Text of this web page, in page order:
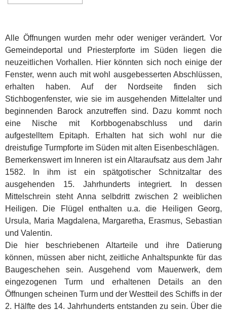
Alle Öffnungen wurden mehr oder weniger verändert. Vor
Gemeindeportal und Priesterpforte im Süden liegen die
neuzeitlichen Vorhallen. Hier könnten sich noch einige der
Fenster, wenn auch mit wohl ausgebesserten Abschlüssen,
erhalten haben. Auf der Nordseite finden sich
Stichbogenfenster, wie sie im ausgehenden Mittelalter und
beginnenden Barock anzutreffen sind. Dazu kommt noch
eine Nische mit Korbbogenabschluss und darin
aufgestelltem Epitaph. Erhalten hat sich wohl nur die
dreistufige Turmpforte im Süden mit alten Eisenbeschlägen.
Bemerkenswert im Inneren ist ein Altaraufsatz aus dem Jahr
1582. In ihm ist ein spätgotischer Schnitzaltar des
ausgehenden 15. Jahrhunderts integriert. In dessen
Mittelschrein steht Anna selbdritt zwischen 2 weiblichen
Heiligen. Die Flügel enthalten u.a. die Heiligen Georg,
Ursula, Maria Magdalena, Margaretha, Erasmus, Sebastian
und Valentin.
Die hier beschriebenen Altarteile und ihre Datierung
können, müssen aber nicht, zeitliche Anhaltspunkte für das
Baugeschehen sein. Ausgehend vom Mauerwerk, dem
eingezogenen Turm und erhaltenen Details an den
Öffnungen scheinen Turm und der Westteil des Schiffs in der
2. Hälfte des 14. Jahrhunderts entstanden zu sein. Über die